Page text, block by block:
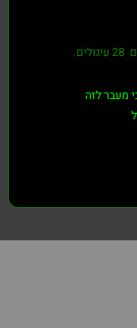
גחלים כי מעבר לזה